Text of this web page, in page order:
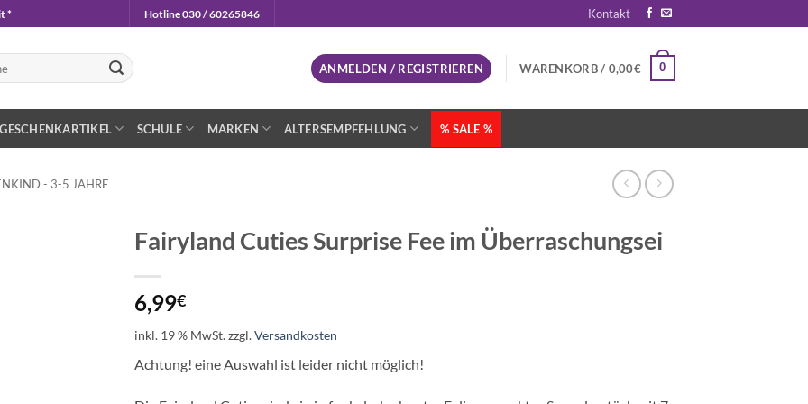
* Hotline 030 / 60265846 Kontakt
ANMELDEN / REGISTRIEREN WARENKORB / 0,00€ 0
GESCHENKARTIKEL SCHULE MARKEN ALTERSEMPFEHLUNG % SALE %
- 3-5 JAHRE
Fairyland Cuties Surprise Fee im Überraschungsei
6,99€
inkl. 19 % MwSt.zzgl.Versandkosten
Achtung! eine Auswahl ist leider nicht möglich!